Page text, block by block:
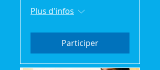
Plus d'infos
Participer